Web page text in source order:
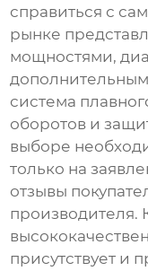
справиться с
рынке
мощностями,
система
оборотов и
выборе
только на
отзывы
производителя.
присутствует и